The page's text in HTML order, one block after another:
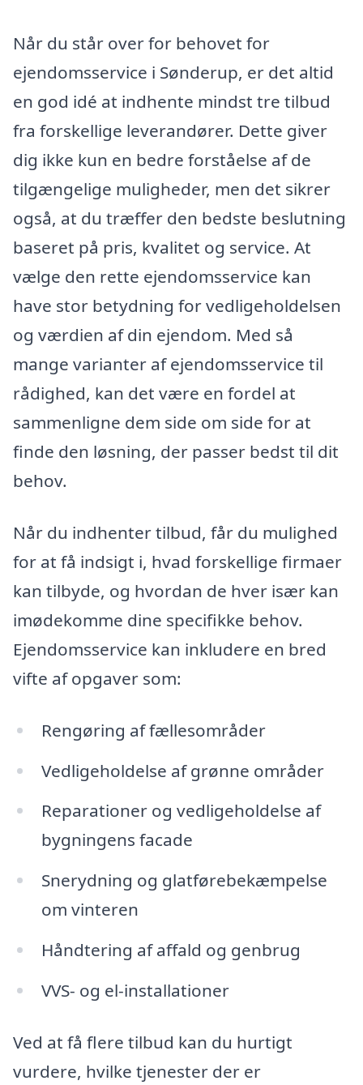
Når du står over for behovet for
ejendomsservice i Sønderup, er det altid
en god idé at indhente mindst tre tilbud
fra forskellige leverandører. Dette giver
dig ikke kun en bedre forståelse af de
tilgængelige muligheder, men det sikrer
også, at du træffer den bedste beslutning
baseret på pris, kvalitet og service. At
vælge den rette ejendomsservice kan
have stor betydning for vedligeholdelsen
og værdien af din ejendom. Med så
mange varianter af ejendomsservice til
rådighed, kan det være en fordel at
sammenligne dem side om side for at
finde den løsning, der passer bedst til dit
behov.
Når du indhenter tilbud, får du mulighed
for at få indsigt i, hvad forskellige firmaer
kan tilbyde, og hvordan de hver især kan
imødekomme dine specifikke behov.
Ejendomsservice kan inkludere en bred
vifte af opgaver som:
Rengøring af fællesområder
Vedligeholdelse af grønne områder
Reparationer og vedligeholdelse af
bygningens facade
Snerydning og glatførebekæmpelse
om vinteren
Håndtering af affald og genbrug
VVS- og el-installationer
Ved at få flere tilbud kan du hurtigt
vurdere, hvilke tjenester der er